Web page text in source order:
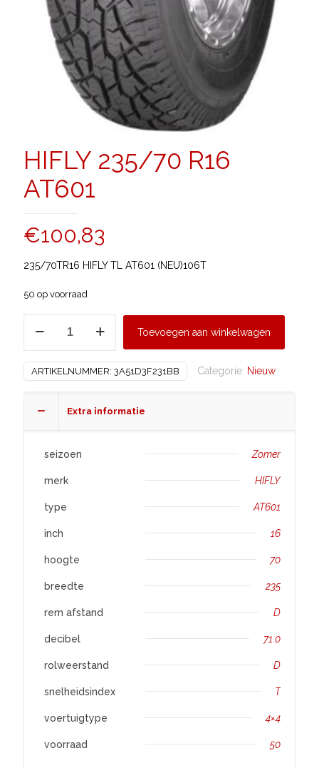
HIFLY 235/70 R16
AT601
€100,83
235/70TR16 HIFLY TL AT601 (NEU)106T
50 op voorraad
AT601
Toevoegen aan winkelwagen
ARTIKELNUMMER: 3A51D3F231BB Categorie: Nieuw
Extra informatie
seizoen Zomer
merk HIFLY
type AT601
inch 16
hoogte 70
breedte 235
rem afstand D
decibel 71.0
rolweerstand D
snelheidsindex T
voertuigtype 4×4
voorraad 50